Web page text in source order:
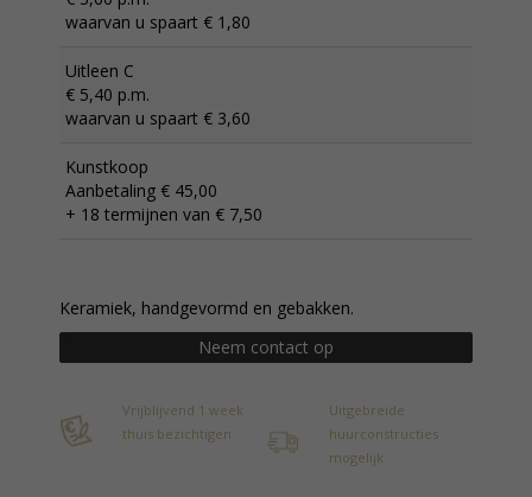
waarvan u spaart € 1,80
Uitleen C
€ 5,40 p.m.
waarvan u spaart € 3,60
Kunstkoop
Aanbetaling € 45,00
+ 18 termijnen van € 7,50
Keramiek, handgevormd en gebakken.
Neem contact op
Vrijblijvend 1 week
thuis bezichtigen
Uitgebreide
huurconstructies
mogelijk